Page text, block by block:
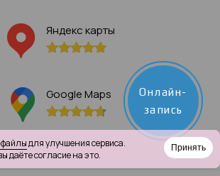
Яндекс карты
Google Maps
Онлайн-
запись
для улучшения сервиса.
даёте согласие на это.
Принять